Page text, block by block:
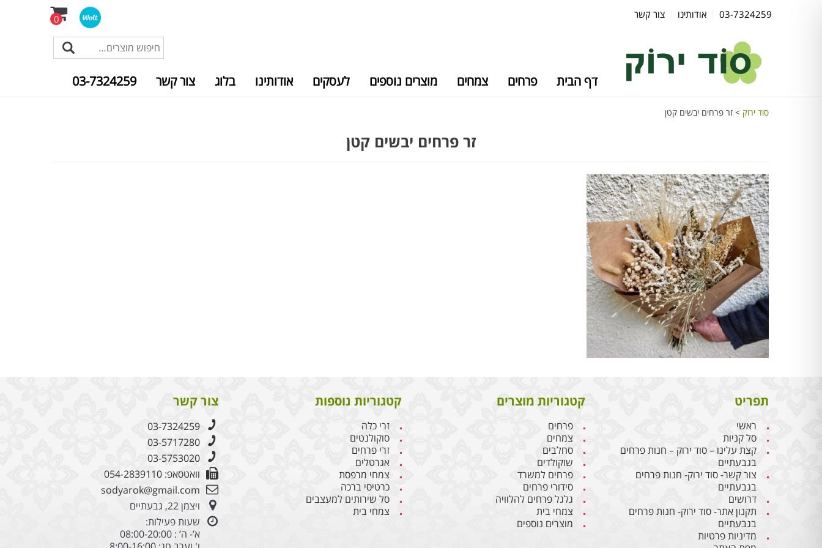
03-7324259 אודותינו צור קשר 0
דף הבית פרחים צמחים מוצרים נוספים לעסקים אודותינו בלוג צור קשר 03-7324259
סוד ירוק > זר פרחים יבשים קטן
זר פרחים יבשים קטן
תפריט
ראשי
סל קניות
קצת עלינו – סוד ירוק – חנות פרחים
בגבעתיים
צור קשר- סוד ירוק- חנות פרחים
בגבעתיים
דרושים
תקנון אתר- סוד ירוק- חנות פרחים
בגבעתיים
מדיניות פרטיות
קטגוריות מוצרים
פרחים
צמחים
סחלבים
שוקולדים
פרחים למשרד
סידורי פרחים
גלגל פרחים להלוויה
צמחי בית
מוצרים נוספים
קטגוריות נוספות
זרי כלה
סוקולנטים
זרי פרחים
אגרטלים
צמחי מרפסת
כרטיסי ברכה
סל שירותים למעצבים
צמחי בית
צור קשר
03-7324259
03-5717280
03-5753020
וואטסאפ: 054-2839110
sodyarok@gmail.com
ויצמן 22, גבעתיים
שעות פעילות:
א’- ה’ : 08:00-20:00